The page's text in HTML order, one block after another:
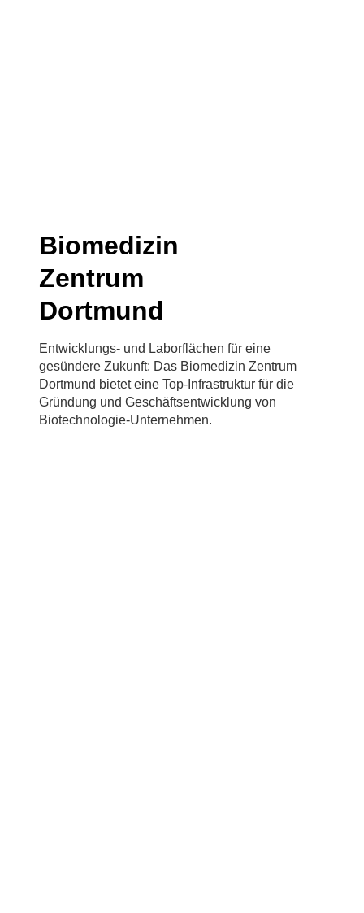
Biomedizin
Zentrum
Dortmund
Entwicklungs- und Laborflächen für eine
gesündere Zukunft: Das Biomedizin Zentrum
Dortmund bietet eine Top-Infrastruktur für die
Gründung und Geschäftsentwicklung von
Biotechnologie-Unternehmen.